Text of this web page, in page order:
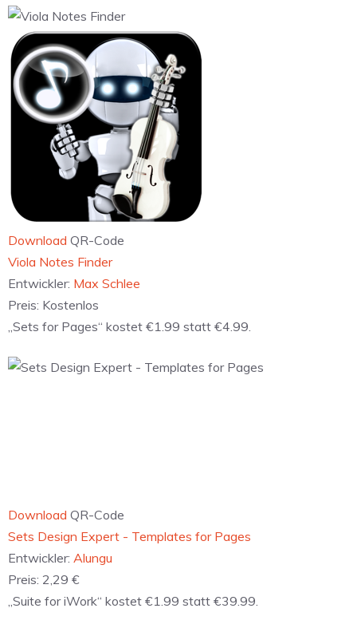
Download QR-Code
‎Paste – Limitless Clipboard
Entwickler: Paste Team
Preis:Kostenlos +
„ViolaNotesFinder“ kostet nichts statt €2.99.
Download QR-Code
‎Viola Notes Finder